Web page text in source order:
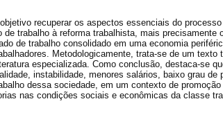
recuperar os aspectos essenciais do
de trabalho à reforma trabalhista, mais precisamente
de trabalho consolidado em uma economia
Metodologicamente, trata-se de um
especializada. Como conclusão, destaca-se
instabilidade, menores salários, baixo grau
dessa sociedade, em um contexto de
nas condições sociais e econômicas da classe